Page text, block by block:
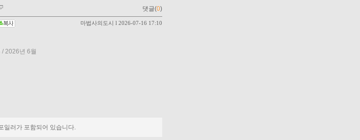
댓글(0)
마법사의도시 l 2026-07-16 17:10
/ 2026년 6월
일러가 포함되어 있습니다.